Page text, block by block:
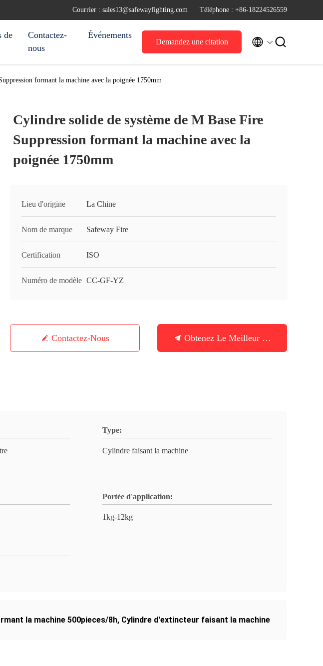
Courrier : sales13@safewayfighting.com Téléphone : +86-18224526559
de
Contactez-
nous
Événements
Demandez une citation  
formant la machine avec la poignée 1750mm
Cylindre solide de système de M Base Fire
Suppression formant la machine avec la
poignée 1750mm
Lieu d'origine La Chine
Nom de marque Safeway Fire
Certification ISO
Numéro de modèle CC-GF-YZ
Contactez-Nous Obtenez Le Meilleur Prix
Type:
Cylindre faisant la machine
Portée d'application:
1kg-12kg
la machine 500pieces/8h, Cylindre d'extincteur faisant la machine